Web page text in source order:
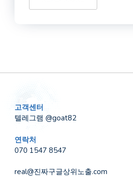
고객센터
텔레그램 @goat82
연락처
070 1547 8547
real@진짜구글상위노출.com